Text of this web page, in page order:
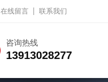
在线留言 联系我们
咨询热线
13913028277